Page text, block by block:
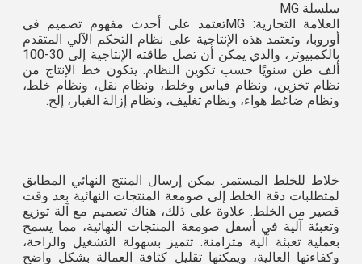
سلسلة MG
العلامة التجارية: MG
ونظام ضاغط هواء، ونظام تغليف، ونظام إزالة الغبار، إلخ.